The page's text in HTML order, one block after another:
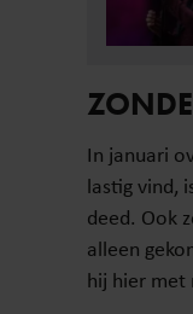
In januari
lastig vind,
deed. Ook
alleen
hij hier met